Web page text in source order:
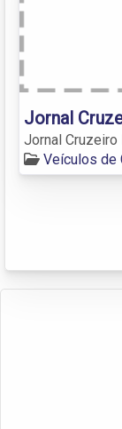
Jornal
Jornal Cruzeiro
Veículos de